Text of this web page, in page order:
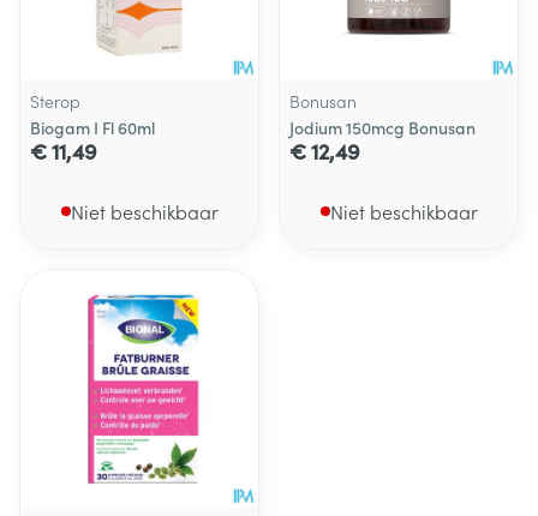
Sterop
Biogam I Fl 60ml
€ 11,49
Niet beschikbaar
Bonusan
Jodium 150mcg Bonusan
€ 12,49
Niet beschikbaar